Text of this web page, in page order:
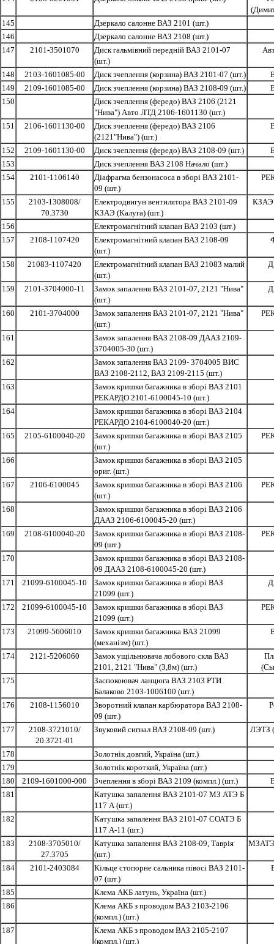
145
Дзеркало салонне ВАЗ 2101 (шт.)
146
Дзеркало салонне ВАЗ 2108 (шт.)
147
2101-3501070
Диск гальмівний передній ВАЗ 2101-07
(шт.)
148 2103-1601085-00 Диск зчеплення (корзина) ВАЗ 2101-07 (шт.)
149
2109-1601085-00 Диск зчеплення (корзина) ВАЗ 2108-09 (шт.)
150
Диск зчеплення (фередо) ВАЗ 2106 (2121
"Нива") Авто ЛТД 2106-1601130 (шт.)
151
2106-1601130-00
Диск зчеплення (фередо) ВАЗ 2106
(2121"Нива") (шт.)
152 2109-1601130-00 Диск зчеплення (фередо) ВАЗ 2108-09 (шт.)
153
Диск зчеплення ВАЗ 2108 Начало (шт.)
154
2101-1106140
Діафрагма бензонасоса в зборі ВАЗ 2101-
09 (шт.)
155
2103-1308008/
70.3730
Електродвигун вентилятора ВАЗ 2101-09
КЗАЭ (Калуга) (шт.)
КЗАЭ
156
Електромагнітний клапан ВАЗ 2103 (шт.)
157
2108-1107420
Електромагнітний клапан ВАЗ 2108-09
(шт.)
158 21083-1107420
Електромагнітний клапан ВАЗ 21083 малий
(шт.)
159 2101-3704000-11
Замок запалення ВАЗ 2101-07, 2121 "Нива"
(шт.)
160 2101-3704000
Замок запалення ВАЗ 2101-07, 2121 "Нива"
(шт.)
161
Замок запалення ВАЗ 2108-09 ДААЗ 2109-
3704005-30 (шт.)
162
Замок запалення ВАЗ 2109- 3704005 ВИС
ВАЗ 2108-2112, ВАЗ 2109-2115 (шт.)
163
Замок кришки багажника в зборі ВАЗ 2101
РЕКАРДО 2101-6100045-10 (шт.)
164
Замок кришки багажника в зборі ВАЗ 2104
РЕКАРДО 2104-6100040-20 (шт.)
165
2105-6100040-20
Замок кришки багажника в зборі ВАЗ 2105
(шт.)
166
Замок кришки багажника в зборі ВАЗ 2105
ориг. (шт.)
167
2106-6100045
Замок кришки багажника в зборі ВАЗ 2106
(шт.)
168
Замок кришки багажника в зборі ВАЗ 2106
ДААЗ 2106-6100045-20 (шт.)
169
2108-6100040-20
Замок кришки багажника в зборі ВАЗ 2108-
09 (шт.)
170
Замок кришки багажника в зборі ВАЗ 2108-
09 ДААЗ 2108-6100045-20 (шт.)
171
21099-6100045-10
Замок кришки багажника в зборі ВАЗ
21099 (шт.)
172 21099-6100045-10
Замок кришки багажника в зборі ВАЗ
21099 (шт.)
173 21099-5606010
Замок кришки багажника ВАЗ 21099
(механізм) (шт.)
174 2121-5206060
Замок ущільнювача лобового скла ВАЗ
2101, 2121 "Нива" (3,8м) (шт.)
175
Заспокоювач ланцюга ВАЗ 2103 РТИ
Балаково 2103-1006100 (шт.)
176
2108-1156010
Зворотний клапан карбюратора ВАЗ 2108-
09 (шт.)
177
2108-3721010/
20.3721-01
Звуковий сигнал ВАЗ 2108-09 (шт.) ЛЭТЗ
178
Золотнік довгий, Україна (шт.)
179
Золотнік короткий, Україна (шт.)
180
2109-1601000-000 Зчеплення в зборі ВАЗ 2109 (компл.) (шт.)
181
Катушка запалення ВАЗ 2101-07 МЗ АТЭ Б
117 А (шт.)
182
Катушка запалення ВАЗ 2101-07 СОАТЭ Б
117 А-11 (шт.)
183
2108-3705010/
27.3705
Катушка запалення ВАЗ 2108-09, Таврія
(шт.)
МЗАТЭ
184 2101-2403084
Кільце стопорне сальника півосі ВАЗ 2101-
07 (шт.)
185
Клема АКБ латунь, Україна (шт.)
186
Клема АКБ з проводом ВАЗ 2103-2106
(компл.) (шт.)
187
Клема АКБ з проводом ВАЗ 2105-2107
(компл.) (шт.)